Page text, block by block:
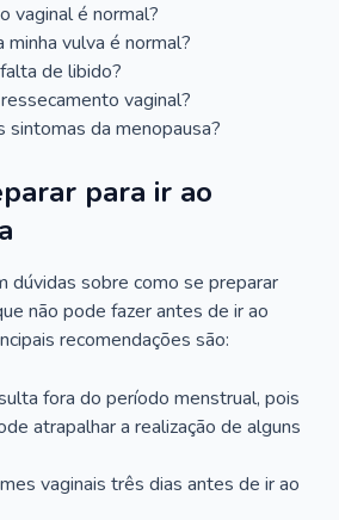
vaginal é normal?
minha vulva é normal?
de libido?
vaginal?
sintomas da menopausa?
para ir ao
dúvidas sobre como se preparar
não pode fazer antes de ir ao
recomendações são:
fora do período menstrual, pois
atrapalhar a realização de alguns
vaginais três dias antes de ir ao